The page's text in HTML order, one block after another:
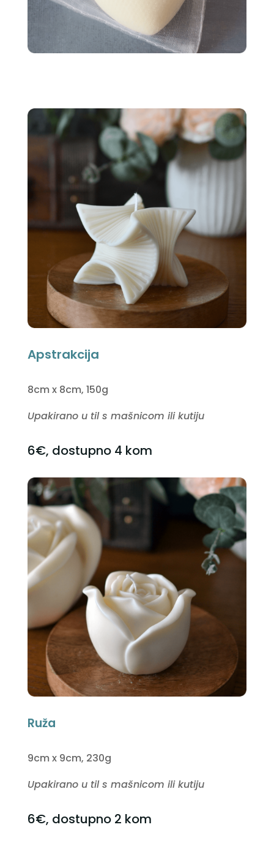
Apstrakcija
8cm x 8cm, 150g
Upakirano u til s mašnicom ili kutiju
6€, dostupno 4 kom
Ruža
9cm x 9cm, 230g
Upakirano u til s mašnicom ili kutiju
6€, dostupno 2 kom